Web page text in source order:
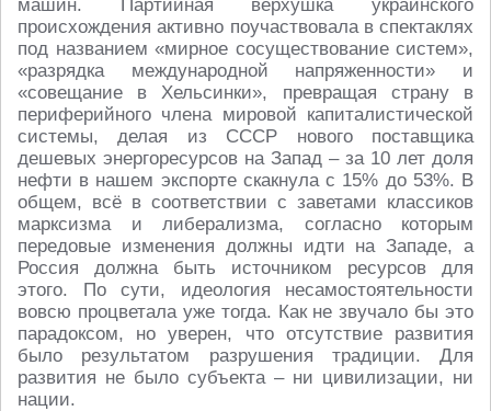
машин. Партийная верхушка украинского
происхождения активно поучаствовала в спектаклях
под названием «мирное сосуществование систем»,
«разрядка международной напряженности» и
«совещание в Хельсинки», превращая страну в
периферийного члена мировой капиталистической
системы, делая из СССР нового поставщика
дешевых энергоресурсов на Запад – за 10 лет доля
нефти в нашем экспорте скакнула с 15% до 53%. В
общем, всё в соответствии с заветами классиков
марксизма и либерализма, согласно которым
передовые изменения должны идти на Западе, а
Россия должна быть источником ресурсов для
этого. По сути, идеология несамостоятельности
вовсю процветала уже тогда. Как не звучало бы это
парадоксом, но уверен, что отсутствие развития
было результатом разрушения традиции. Для
развития не было субъекта – ни цивилизации, ни
нации.